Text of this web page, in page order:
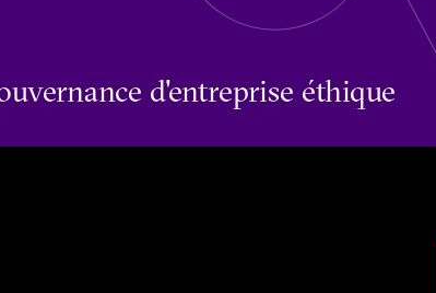
d'entreprise éthique